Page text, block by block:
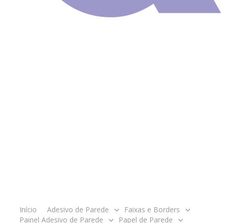
Início Adesivo de Parede
Faixas e Borders
Painel Adesivo de Parede
Papel de Parede